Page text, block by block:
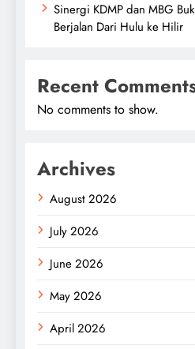
Sinergi KDMP dan MBG
Berjalan Dari Hulu ke Hilir
Recent
No comments to show.
Archives
August 2026
July 2026
June 2026
May 2026
April 2026